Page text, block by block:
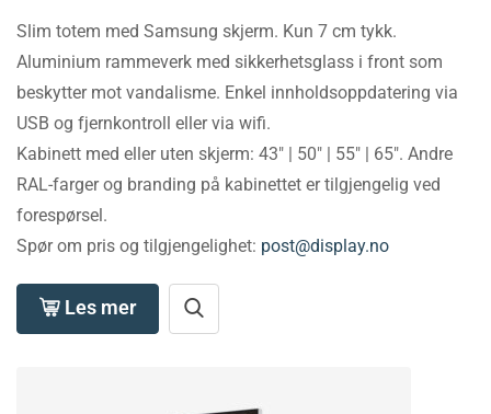
Slim totem med Samsung skjerm. Kun 7 cm tykk.
Aluminium rammeverk med sikkerhetsglass i front som
beskytter mot vandalisme. Enkel innholdsoppdatering via
USB og fjernkontroll eller via wifi.
Kabinett med eller uten skjerm: 43″ | 50″ | 55″ | 65″. Andre
RAL-farger og branding på kabinettet er tilgjengelig ved
forespørsel.
Spør om pris og tilgjengelighet: post@display.no
Les mer